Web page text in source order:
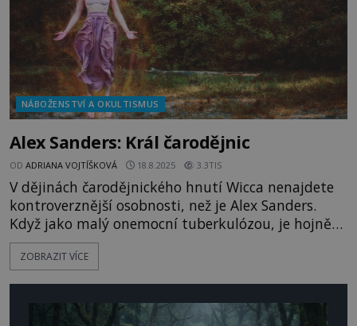
NÁBOŽENSTVÍ A OKULTISMUS
Alex Sanders: Král čarodějnic
OD ADRIANA VOJTÍŠKOVÁ 18.8.2025 3.3TIS
V dějinách čarodějnického hnutí Wicca nenajdete
kontroverznější osobnosti, než je Alex Sanders.
Když jako malý onemocní tuberkulózou, je hojně
posílán na venkov na čerstvý vzduch ke své
babičce Mary Bibby, žijící ve Walesu. V sedmi letech
místnosti a uviděl, jak babi
ZOBRAZIT VÍCE